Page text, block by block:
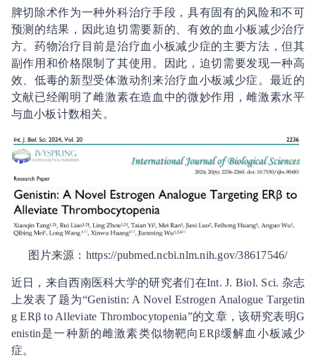
脾切除术作为一种外科治疗手段，具有固有的风险和不可
预测的结果，因此迫切需要新的、有效的血小板减少治疗
方。药物治疗目前是治疗血小板减少症的主要方法，但其
副作用和价格限制了其使用。因此，迫切需要发现一种高
效、低毒的新型受体激动剂来治疗血小板减少症。最近的
文献已经阐明了雌激素在造血中的微妙作用，雌激素水平
与血小板计数相关。
图片来源：https://pubmed.ncbi.nlm.nih.gov/38617546/
近日，来自西南医科大学的研究者们在Int. J. Biol. Sci. 杂志
上发表了题为“Genistin: A Novel Estrogen Analogue Targetin
g ERβ to Alleviate Thrombocytopenia”的文章，该研究表明G
enistin是一种新的雌激素类似物靶向ERβ缓解血小板减少
症。